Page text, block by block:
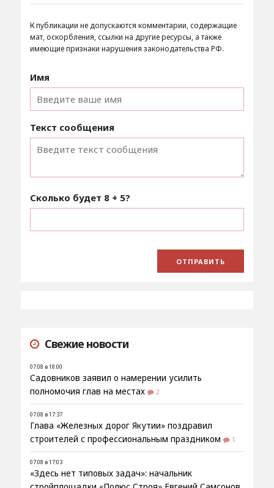
К публикации не допускаются комментарии, содержащие
мат, оскорбления, ссылки на другие ресурсы, а также
имеющие признаки нарушения законодательства РФ.
Имя
Текст сообщения
Сколько будет 8 + 5?
Свежие новости
07.08 в 18:00
Садовников заявил о намерении усилить
полномочия глав на местах
2
07.08 в 17:37
Глава «Железных дорог Якутии» поздравил
строителей с профессиональным праздником
1
07.08 в 17:03
«Здесь нет типовых задач»: начальник